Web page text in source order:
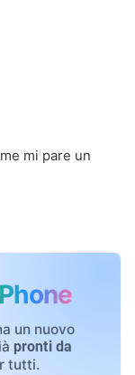
mi pare un
un nuovo
pronti da
tutti.